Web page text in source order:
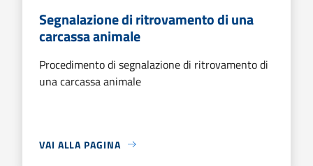
Segnalazione di ritrovamento di una
carcassa animale
Procedimento di segnalazione di ritrovamento di
una carcassa animale
VAI ALLA PAGINA